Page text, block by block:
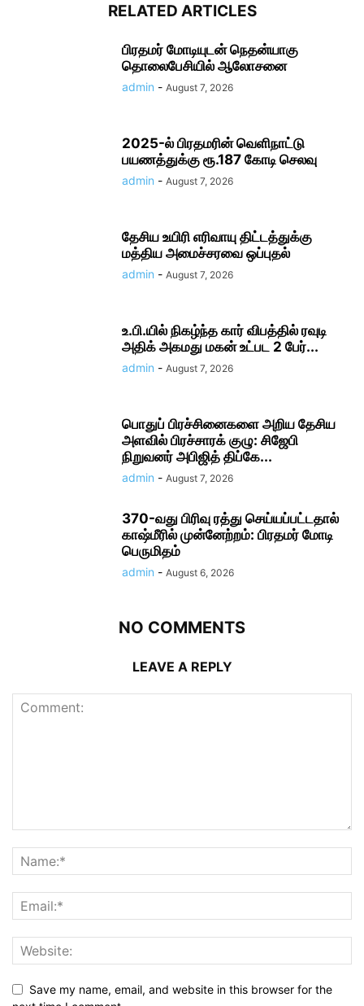
RELATED ARTICLES
பிரதமர் மோடி​யுடன் நெதன்யாகு
தொலைபேசியில் ஆலோ​சனை
admin - August 7, 2026
2025-ல் பிரதமரின் வெளிநாட்டு
பயணத்துக்கு ரூ.187 கோடி செலவு
admin - August 7, 2026
தேசிய உயிரி எரி​வாயு திட்டத்துக்கு
மத்திய அமைச்சரவை ஒப்புதல்
admin - August 7, 2026
உ.பி.யில் நிகழ்ந்த கார் விபத்தில் ரவுடி
அதிக் அகமது மகன் உட்பட 2 பேர்...
admin - August 7, 2026
பொதுப் பிரச்சினைகளை அறிய தேசிய
அளவில் பிரச்சாரக் குழு: சிஜேபி
நிறுவனர் அபிஜித் திப்கே...
admin - August 7, 2026
370-வது பிரிவு ரத்து செய்யப்பட்டதால்
காஷ்மீரில் முன்னேற்றம்: பிரதமர் மோடி
பெருமிதம்
admin - August 6, 2026
NO COMMENTS
LEAVE A REPLY
Save my name, email, and website in this browser for the